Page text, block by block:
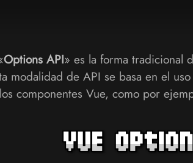
Options API» es la forma tradicional
modalidad de API se basa en el
componentes Vue, como por